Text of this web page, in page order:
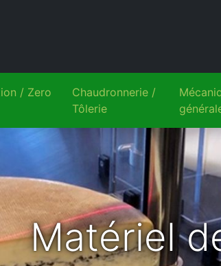
/ Zero
Chaudronnerie /
Tôlerie
Matériel